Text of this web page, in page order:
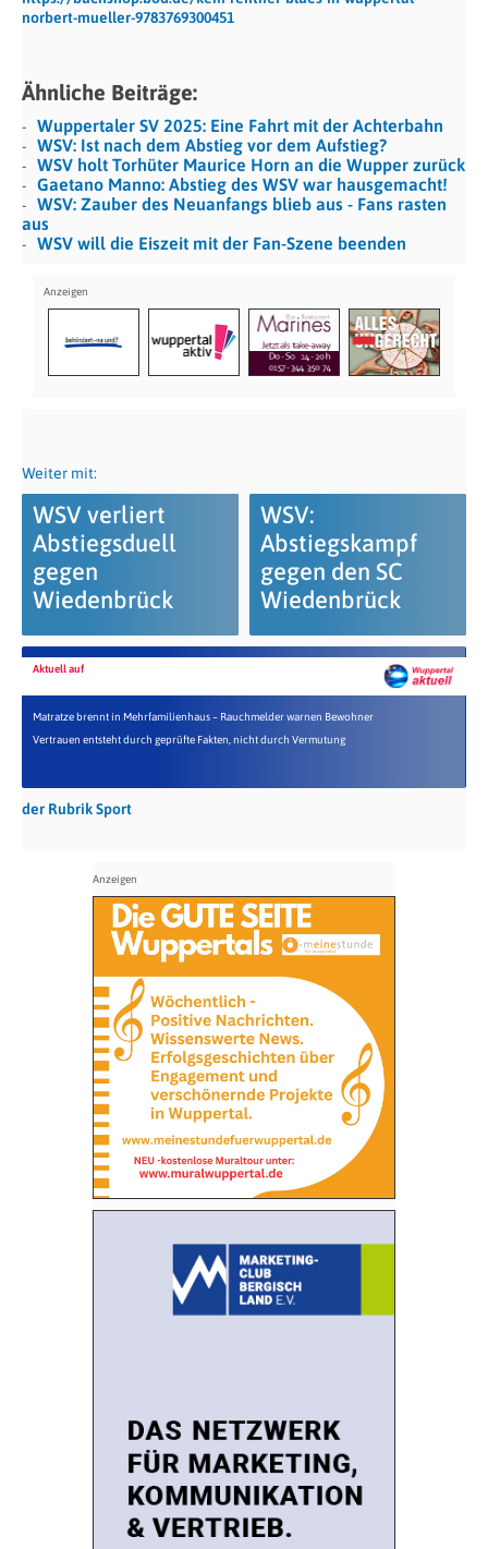
norbert-mueller-9783769300451
Ähnliche Beiträge:
Wuppertaler SV 2025: Eine Fahrt mit der Achterbahn
WSV: Ist nach dem Abstieg vor dem Aufstieg?
WSV holt Torhüter Maurice Horn an die Wupper zurück
Gaetano Manno: Abstieg des WSV war hausgemacht!
WSV: Zauber des Neuanfangs blieb aus - Fans rasten
aus
WSV will die Eiszeit mit der Fan-Szene beenden
Weiter mit:
WSV verliert
Abstiegsduell
gegen
Wiedenbrück
WSV:
Abstiegskampf
gegen den SC
Wiedenbrück
Aktuell auf
Matratze brennt in Mehrfamilienhaus – Rauchmelder warnen Bewohner
Vertrauen entsteht durch geprüfte Fakten, nicht durch Vermutung
der Rubrik Sport